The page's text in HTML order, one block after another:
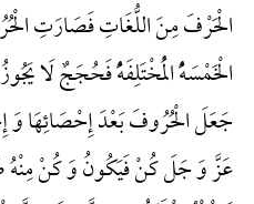
الْحَرْفَ مِنَ اللُّغَاتِ فَصَارَتِ
الْخَمْسَهًُْ الْمُخْتَلِفَهًُْ فَحُجَجٌ لَا
جَعَلَ الْحُرُوفَ بَعْدَ إِحْصَائِهَا وَ
عَزَّ وَ جَلَ کُنْ فَیَکُونُ وَ کُنْ مِنْهُ